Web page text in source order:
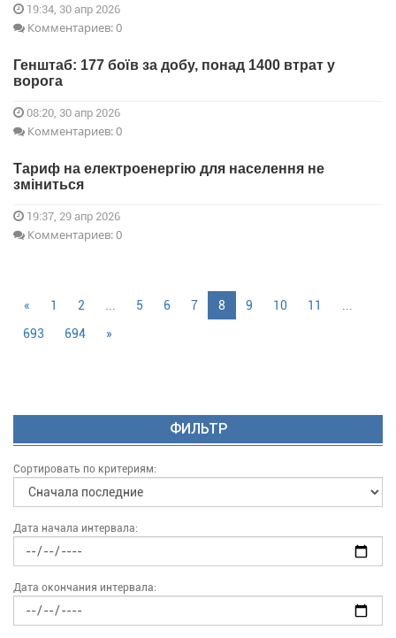
19:34, 30 апр 2026
Комментариев: 0
Генштаб: 177 боїв за добу, понад 1400 втрат у
ворога
08:20, 30 апр 2026
Комментариев: 0
Тариф на електроенергію для населення не
зміниться
19:37, 29 апр 2026
Комментариев: 0
« 1 2 ... 5 6 7 8 9 10 11
...
693
694 »
ФИЛЬТР
Сортировать по критериям:
Дата начала интервала:
Дата окончания интервала: